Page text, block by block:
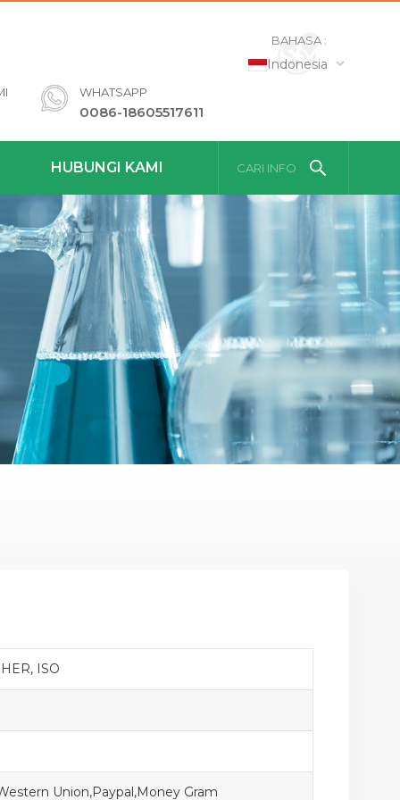
BAHASA :
Indonesia
WHATSAPP
0086-18605517611
HUBUNGI KAMI CARI INFO
ISO
Union,Paypal,Money Gram